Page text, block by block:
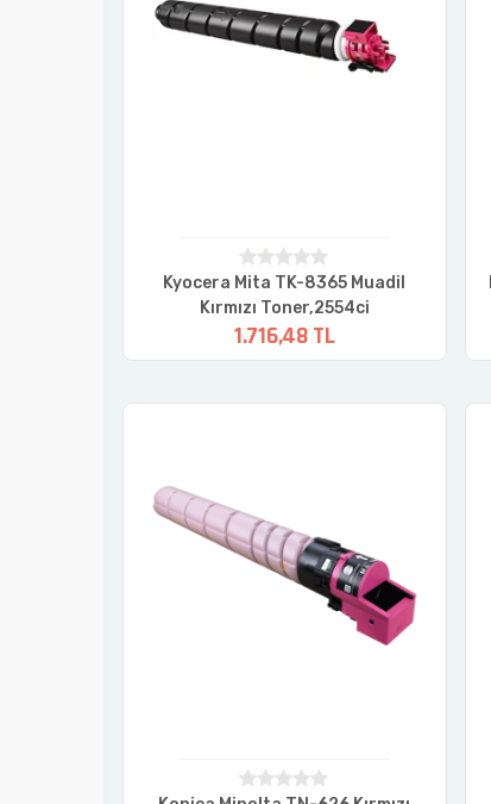
Kyocera Mita TK-8365 Muadil
Kırmızı Toner,2554ci
1.716,48 TL